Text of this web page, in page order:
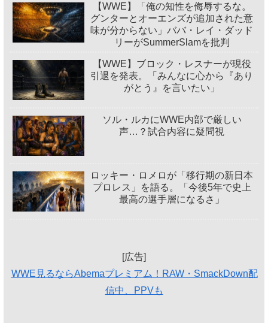
【WWE】「俺の知性を侮辱するな。
グンターとオーエンズが追加された意
味が分からない」ババ・レイ・ダッド
リーがSummerSlamを批判
【WWE】ブロック・レスナーが現役
引退を発表。「みんなに心から『あり
がとう』を言いたい」
ソル・ルカにWWE内部で厳しい
声…？試合内容に疑問視
ロッキー・ロメロが「移行期の新日本
プロレス」を語る。「今後5年で史上
最高の選手層になるさ」
[広告]
WWE見るならAbemaプレミアム！RAW・SmackDown配
信中、PPVも